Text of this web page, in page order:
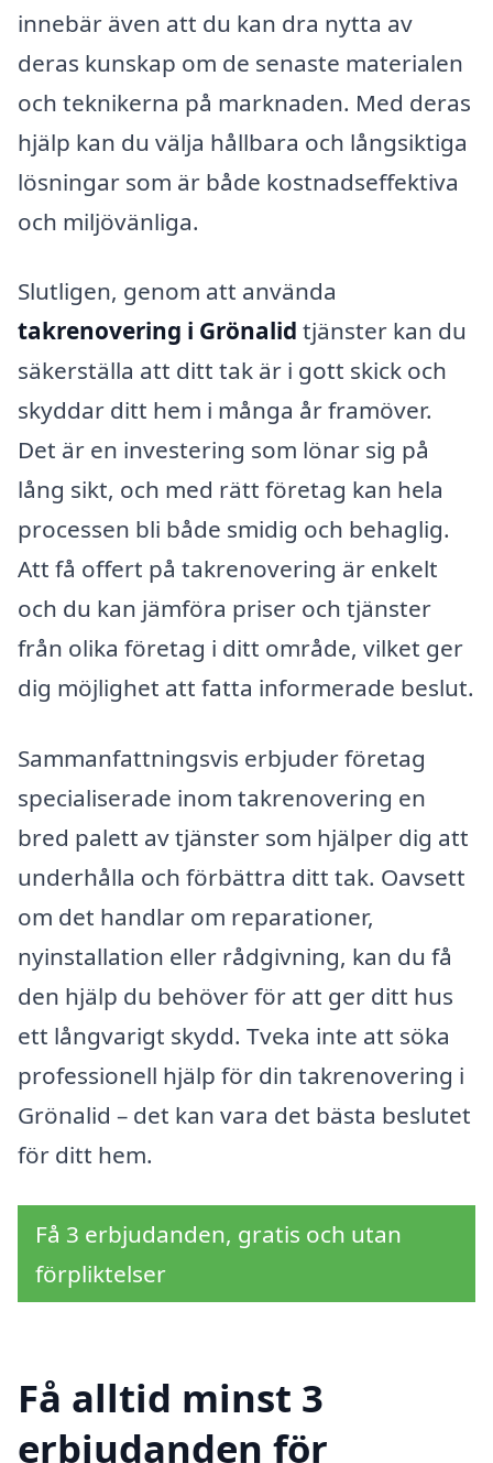
innebär även att du kan dra nytta av
deras kunskap om de senaste materialen
och teknikerna på marknaden. Med deras
hjälp kan du välja hållbara och långsiktiga
lösningar som är både kostnadseffektiva
och miljövänliga.
Slutligen, genom att använda
takrenovering i Grönalid tjänster kan du
säkerställa att ditt tak är i gott skick och
skyddar ditt hem i många år framöver.
Det är en investering som lönar sig på
lång sikt, och med rätt företag kan hela
processen bli både smidig och behaglig.
Att få offert på takrenovering är enkelt
och du kan jämföra priser och tjänster
från olika företag i ditt område, vilket ger
dig möjlighet att fatta informerade beslut.
Sammanfattningsvis erbjuder företag
specialiserade inom takrenovering en
bred palett av tjänster som hjälper dig att
underhålla och förbättra ditt tak. Oavsett
om det handlar om reparationer,
nyinstallation eller rådgivning, kan du få
den hjälp du behöver för att ger ditt hus
ett långvarigt skydd. Tveka inte att söka
professionell hjälp för din takrenovering i
Grönalid – det kan vara det bästa beslutet
för ditt hem.
Få 3 erbjudanden, gratis och utan
förpliktelser
Få alltid minst 3
erbjudanden för